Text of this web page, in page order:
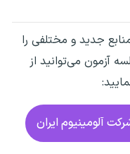
جدید و مختلفی را
آزمون می‌توانید از
آلومینیوم ایران